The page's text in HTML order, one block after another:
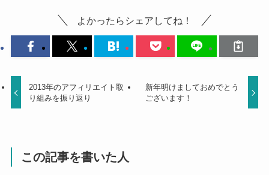
よかったらシェアしてね！
2013年のアフィリエイト取
り組みを振り返り
新年明けましておめでとう
ございます！
この記事を書いた人